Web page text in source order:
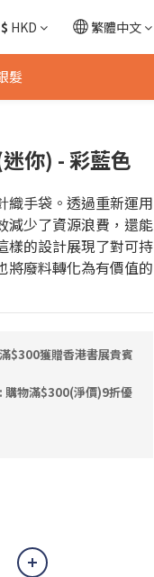
$ HKD 繁體中文
髮
你) - 彩藍色
織手袋。透過重新運用
減少了資源浪費，還能
樣的設計展現了對可持
將廢料轉化為有價值的
$300獲贈香港書展貴賓
購物滿$300(淨價)9折優